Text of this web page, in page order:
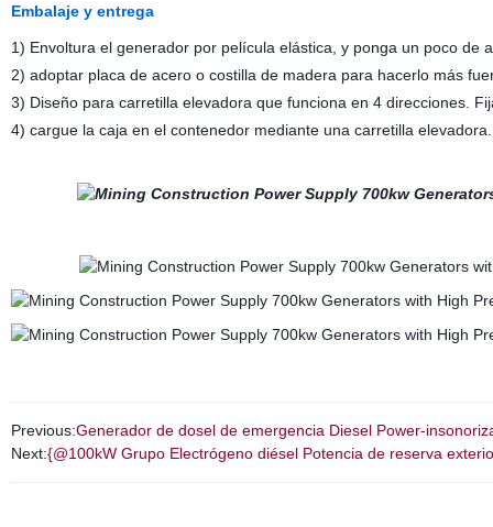
Embalaje y entrega
1) Envoltura el generador por película elástica, y ponga un poco de
2) adoptar placa de acero o costilla de madera para hacerlo más
3) Diseño para carretilla elevadora que funciona en 4 direcciones.
4) cargue la caja en el contenedor mediante una carretilla elevadora.
Previous:Generador de dosel de emergencia Diesel Power-
Next:{@100kW Grupo Electrógeno diésel Potencia de reserva